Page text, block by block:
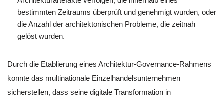
bestimmten Zeitraums überprüft und genehmigt wurden, oder
die Anzahl der architektonischen Probleme, die zeitnah
gelöst wurden.
Durch die Etablierung eines Architektur-Governance-Rahmens
konnte das multinationale Einzelhandelsunternehmen
sicherstellen, dass seine digitale Transformation in